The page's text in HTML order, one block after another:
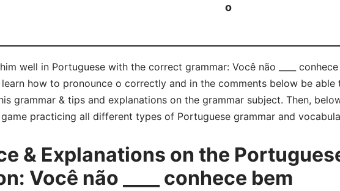
o
well in Portuguese with the correct grammar: Você não ____
learn how to pronounce o correctly and in the comments below be able
grammar & tips and explanations on the grammar subject. Then,
practicing all different types of Portuguese grammar and
& Explanations on the
Você não ____ conhece bem